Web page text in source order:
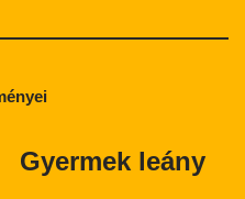
Gyermek leány